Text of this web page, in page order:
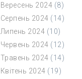
Вересень 2024 (8)
Серпень 2024 (14)
Липень 2024 (10)
Червень 2024 (12)
Травень 2024 (14)
Квітень 2024 (19)